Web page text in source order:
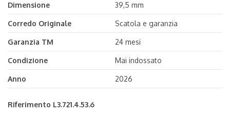
Dimensione 39,5 mm
Corredo Originale Scatola e garanzia
Garanzia TM 24 mesi
Condizione Mai indossato
Anno 2026
Riferimento L3.721.4.53.6